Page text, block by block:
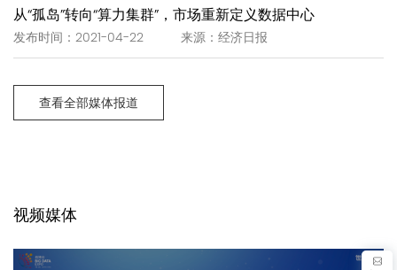
从“孤岛”转向“算力集群”，市场重新定义数据中心
发布时间：2021-04-22 来源：经济日报
查看全部媒体报道
视频媒体